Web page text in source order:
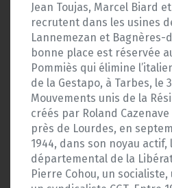
Jean Toujas, Marcel Biard
recrutent dans les usines
Lannemezan et Bagnères-
bonne place est réservée
Pommiès qui élimine
de la Gestapo, à Tarbes, le
Mouvements unis de la
créés par Roland Cazenave
près de Lourdes, en
1944, dans son noyau actif,
départemental de la
Pierre Cohou, un